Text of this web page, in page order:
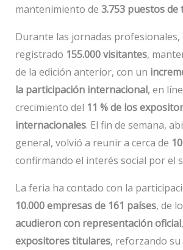
mantenimiento de 3.753 puestos de
Durante las jornadas profesionales,
registrado 155.000 visitantes,
de la edición anterior, con un
la participación internacional, en
crecimiento del 11 % de los
internacionales. El fin de semana,
general, volvió a reunir a cerca de
confirmando el interés social por el
La feria ha contado con la
10.000 empresas de 161 países, de
acudieron con representación oficial
expositores titulares, reforzando